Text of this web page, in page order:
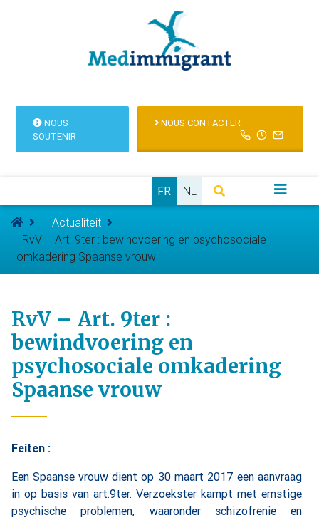
NOUS
SOUTENIR
NOUS CONTACTER
FR NL
Actualiteit
RvV – Art. 9ter : bewindvoering en psychosociale
omkadering Spaanse vrouw
RvV – Art. 9ter :
bewindvoering en
psychosociale omkadering
Spaanse vrouw
Feiten :
Een Spaanse vrouw dient op 30 maart 2017 een aanvraag
in op basis van art.9ter. Verzoekster kampt met ernstige
psychische problemen, waaronder schizofrenie en